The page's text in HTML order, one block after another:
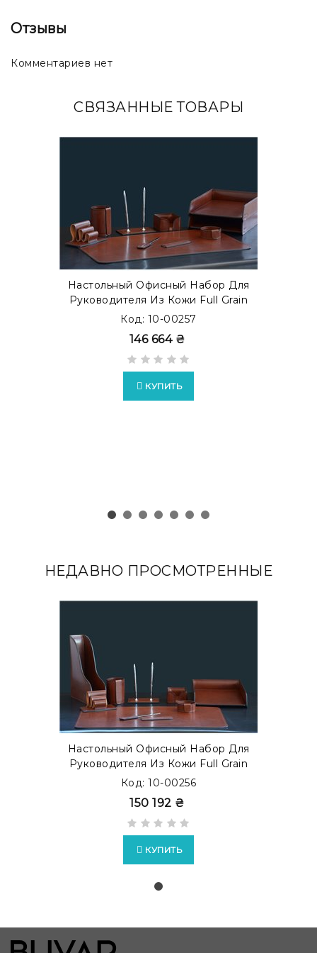
изделия ручной работы.
Отзывы
Комментариев нет
СВЯЗАННЫЕ ТОВАРЫ
Настольный Офисный Набор Для
Руководителя Из Кожи Full Grain
Toscana, 9 Предметов, Бювар,
Код: 10-00257
146 664 ₴
КУПИТЬ
НЕДАВНО ПРОСМОТРЕННЫЕ
Настольный Офисный Набор Для
Руководителя Из Кожи Full Grain
Toscana, 9 Предметов, Бювар,
Код: 10-00256
150 192 ₴
КУПИТЬ